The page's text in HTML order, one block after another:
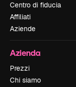
Centro di fiducia
Affiliati
Aziende
Azienda
Prezzi
Chi siamo